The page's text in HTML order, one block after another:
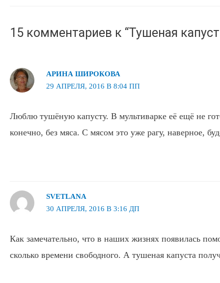
15 комментариев к “Тушеная
АРИНА ШИРОКОВА
29 АПРЕЛЯ, 2016 В 8:04 ПП
Люблю тушёную капусту. В мультиварке её ещё не
конечно, без мяса. С мясом это уже рагу, наверное,
SVETLANA
30 АПРЕЛЯ, 2016 В 3:16 ДП
Как замечательно, что в наших жизнях появилась
сколько времени свободного. А тушеная капуста